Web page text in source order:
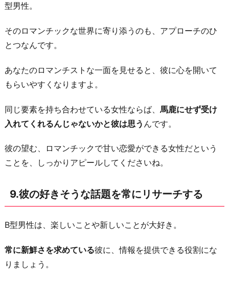
型男性。
そのロマンチックな世界に寄り添うのも、アプローチのひ
とつなんです。
あなたのロマンチストな一面を見せると、彼に心を開いて
もらいやすくなりますよ。
同じ要素を持ち合わせている女性ならば、 馬鹿にせず受け
入れてくれるんじゃないかと彼は思う んです。
彼の望む、ロマンチックで甘い恋愛ができる女性だという
ことを、しっかりアピールしてくださいね。
9.彼の好きそうな話題を常にリサーチする
B型男性は、楽しいことや新しいことが大好き。
常に新鮮さを求めている彼に、情報を提供できる役割にな
りましょう。